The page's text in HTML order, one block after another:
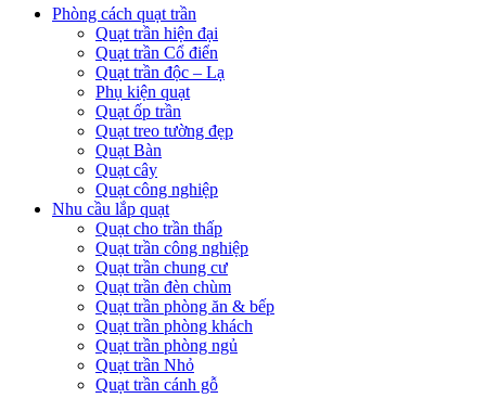
Phòng cách quạt trần
Quạt trần hiện đại
Quạt trần Cổ điển
Quạt trần độc – Lạ
Phụ kiện quạt
Quạt ốp trần
Quạt treo tường đẹp
Quạt Bàn
Quạt cây
Quạt công nghiệp
Nhu cầu lắp quạt
Quạt cho trần thấp
Quạt trần công nghiệp
Quạt trần chung cư
Quạt trần đèn chùm
Quạt trần phòng ăn & bếp
Quạt trần phòng khách
Quạt trần phòng ngủ
Quạt trần Nhỏ
Quạt trần cánh gỗ